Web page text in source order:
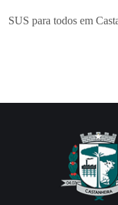
SUS para todos em